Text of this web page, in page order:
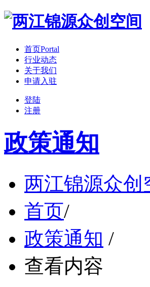
首页Portal
行业动态
关于我们
申请入驻
登陆
注册
政策通知
两江锦源众创
首页/
政策通知 /
查看内容